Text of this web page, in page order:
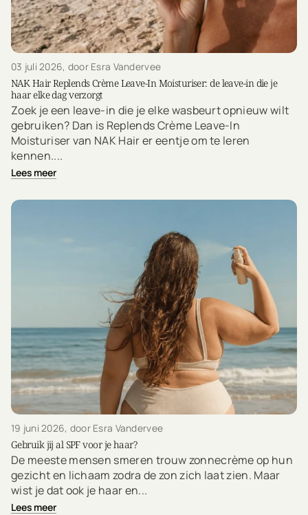
03 juli 2026, door Esra Vandervee
NAK Hair Replends Crème Leave-In Moisturiser: de leave-in die je
haar elke dag verzorgt
Zoek je een leave-in die je elke wasbeurt opnieuw wilt
gebruiken? Dan is Replends Crème Leave-In
Moisturiser van NAK Hair er eentje om te leren
kennen....
Lees meer
19 juni 2026, door Esra Vandervee
Gebruik jij al SPF voor je haar?
De meeste mensen smeren trouw zonnecrème op hun
gezicht en lichaam zodra de zon zich laat zien. Maar
wist je dat ook je haar en...
Lees meer